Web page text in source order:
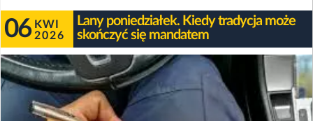
06 KWI
2026
Lany poniedziałek. Kiedy tradycja może
skończyć się mandatem